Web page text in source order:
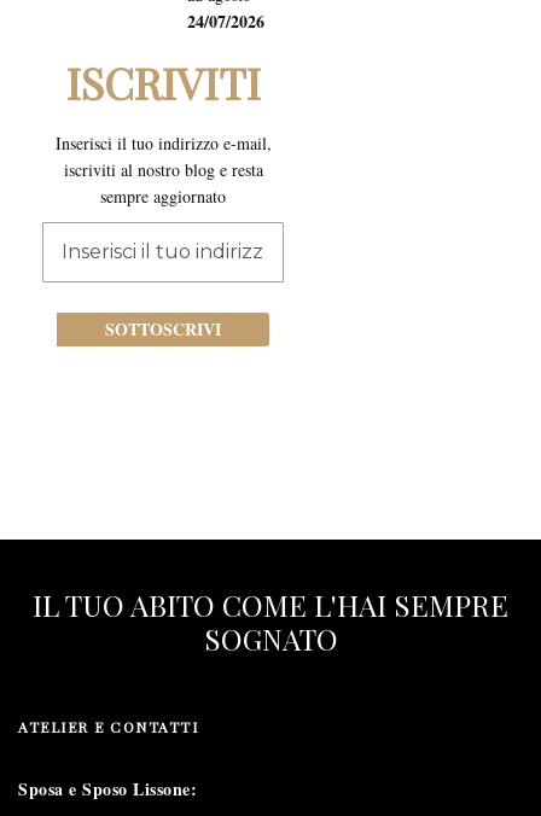
24/07/2026
ISCRIVITI
Inserisci il tuo indirizzo e-mail,
iscriviti al nostro blog e resta
sempre aggiornato
alla
nostra
newsletter:
SOTTOSCRIVI
IL TUO ABITO COME L'HAI SEMPRE
SOGNATO
ATELIER E CONTATTI
Sposa e Sposo Lissone: